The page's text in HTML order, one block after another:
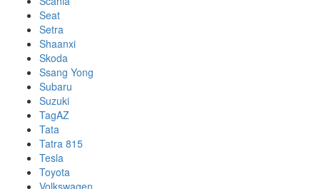
Seat
Setra
Shaanxi
Skoda
Ssang Yong
Subaru
Suzuki
TagAZ
Tata
Tatra 815
Tesla
Toyota
Volkswagen